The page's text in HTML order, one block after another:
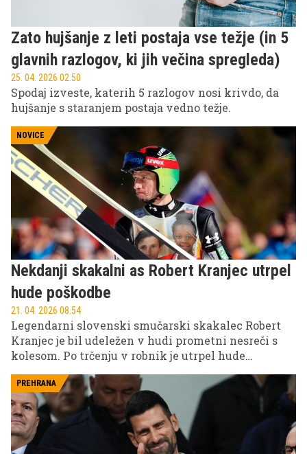
Zato hujšanje z leti postaja vse težje (in 5
glavnih razlogov, ki jih večina spregleda)
25. 04. 2026 02.50
Spodaj izveste, katerih 5 razlogov nosi krivdo, da
hujšanje s staranjem postaja vedno težje.
NOVICE
Nekdanji skakalni as Robert Kranjec utrpel
hude poškodbe
21. 04. 2026 08.54
Legendarni slovenski smučarski skakalec Robert
Kranjec je bil udeležen v hudi prometni nesreči s
kolesom. Po trčenju v robnik je utrpel hude
prepeljali na zdravljenje v ljubljanski univerzitetni
klinični center.
PREHRANA